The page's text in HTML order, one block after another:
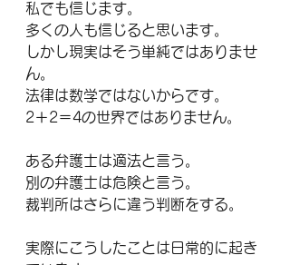
私でも信じます。
多くの人も信じると思います。
しかし現実はそう単純ではありませ
ん。
法律は数学ではないからです。
2＋2＝4の世界ではありません。
ある弁護士は適法と言う。
別の弁護士は危険と言う。
裁判所はさらに違う判断をする。
実際にこうしたことは日常的に起き